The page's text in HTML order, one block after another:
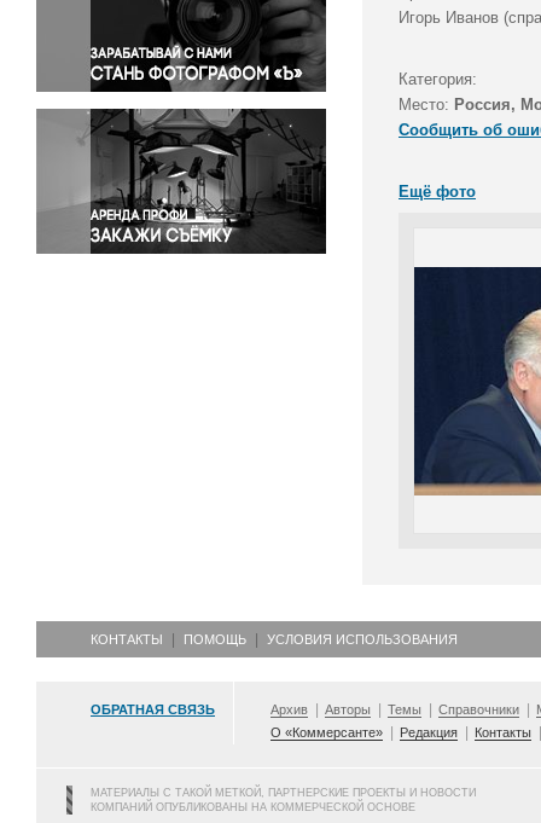
Правосудие
Происшествия и конфликты
Религия
Светская жизнь
Спорт
Экология
Экономика и бизнес
Игорь Иванов
Категория:
Место: Россия,
Сообщить об
Ещё фото
КОНТАКТЫ ПОМОЩЬ УСЛОВИЯ ИСПОЛЬЗОВАНИЯ
ОБРАТНАЯ СВЯЗЬ Архив Авторы Темы Справочники
О «Коммерсанте»
Редакция Контакты
МАТЕРИАЛЫ С ТАКОЙ МЕТКОЙ, ПАРТНЕРСКИЕ ПРОЕКТЫ И НОВОСТИ
КОМПАНИЙ ОПУБЛИКОВАНЫ НА КОММЕРЧЕСКОЙ ОСНОВЕ